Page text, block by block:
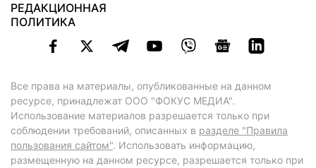
РЕДАКЦИОННАЯ
ПОЛИТИКА
Все права на материалы, опубликованные на данном
ресурсе, принадлежат ООО "ФОКУС МЕДИА".
Использование материалов разрешается только при
соблюдении требований, описанных в разделе "Правила
пользования сайтом". Использовать информацию,
размещенную на данном ресурсе, разрешается только при